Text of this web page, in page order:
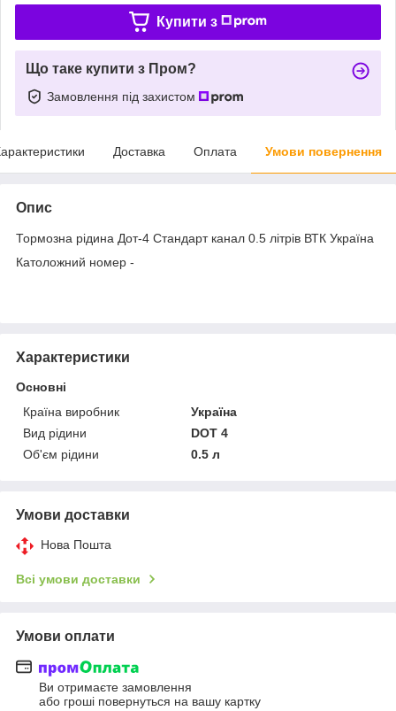
Купити з
Що таке купити з Пром?
Замовлення під захистом
Доставка Оплата Умови повернення
Опис
Тормозна рідина Дот-4 Стандарт канал 0.5 літрів ВТК Україна
Католожний номер -
Характеристики
Основні
Країна виробник
Україна
Вид рідини
DOT 4
Об'єм рідини
0.5 л
Умови доставки
Нова Пошта
Всі умови доставки
Умови оплати
Ви отримаєте замовлення
або гроші повернуться на вашу картку